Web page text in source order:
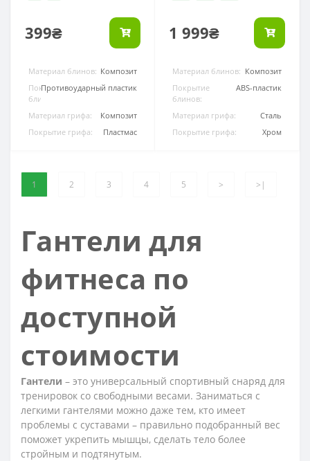
399₴
Материал блинов: Композит
Покрытие
блинов:
Противоударный пластик
Материал грифа:
Композит
Покрытие грифа:
Пластмас
1 999₴
Материал блинов: Композит
Покрытие
блинов:
ABS-пластик
Материал грифа:
Сталь
Покрытие грифа:
Хром
1 2 3 4 5 > >|
Гантели для
фитнеса по
доступной
стоимости
Гантели – это универсальный спортивный снаряд для
тренировок со свободными весами. Заниматься с
легкими гантелями можно даже тем, кто имеет
проблемы с суставами – правильно подобранный вес
поможет укрепить мышцы, сделать тело более
стройным и подтянутым.